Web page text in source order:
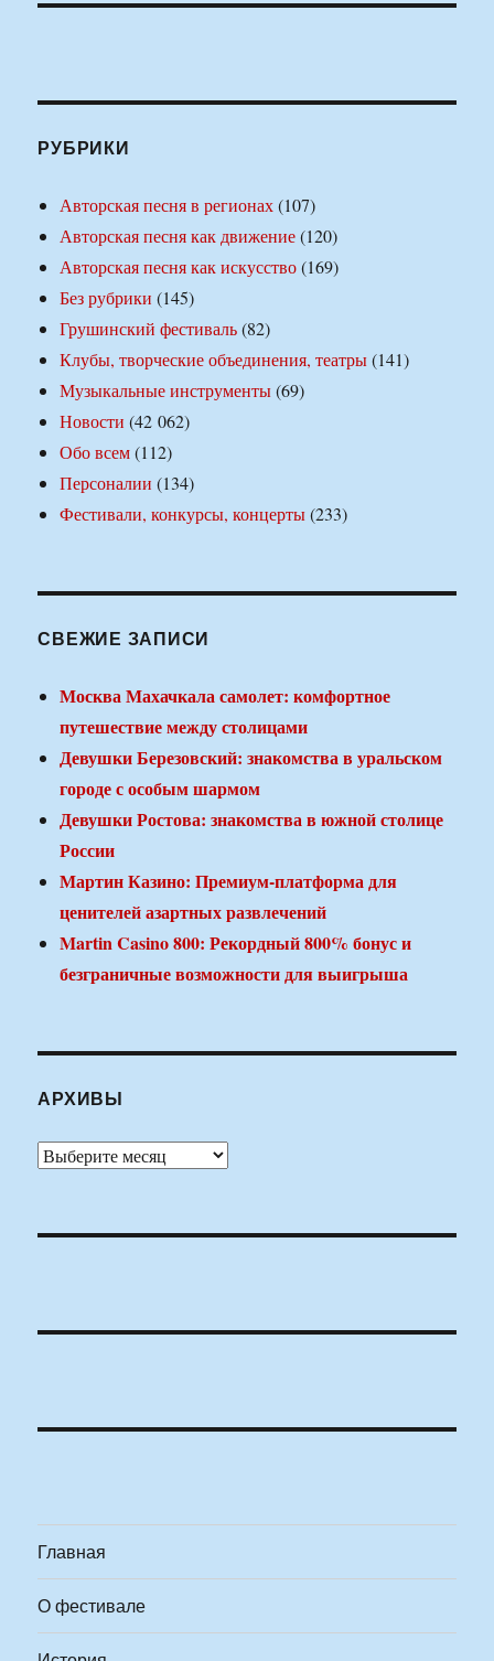
РУБРИКИ
Авторская песня в регионах(107)
Авторская песня как движение(120)
Авторская песня как искусство(169)
Без рубрики (145)
Грушинский фестиваль(82)
Клубы, творческие объединения, театры(141)
Музыкальные инструменты(69)
Новости (42 062)
Обо всем(112)
Персоналии (134)
Фестивали, конкурсы, концерты(233)
СВЕЖИЕ ЗАПИСИ
Москва Махачкала самолет: комфортное
путешествие между столицами
Девушки Березовский: знакомства в уральском
городе с особым шармом
Девушки Ростова: знакомства в южной столице
России
Мартин Казино: Премиум-платформа для
ценителей азартных развлечений
Martin Casino 800: Рекордный 800% бонус и
безграничные возможности для выигрыша
АРХИВЫ
Архивы
Главная
О фестивале